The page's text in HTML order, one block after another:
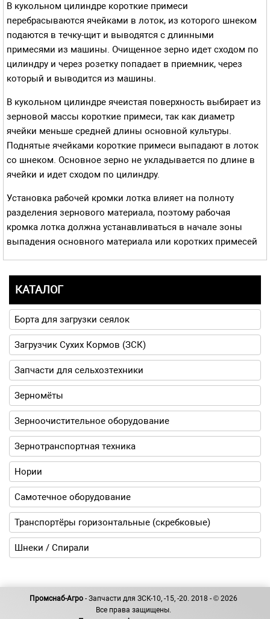
В кукольном цилиндре короткие примеси
перебрасываются ячейками в лоток, из которого шнеком
подаются в течку-щит и выводятся с длинными
примесями из машины. Очищенное зерно идет сходом по
цилиндру и через розетку попадает в приемник, через
который и выводится из машины.
В кукольном цилиндре ячеистая поверхность выбирает из
зерно­вой массы короткие примеси, так как диаметр
ячейки меньше средней длины основной культуры.
Поднятые ячейками короткие примеси выпадают в лоток
со шнеком. Основное зерно не укладывается по длине в
ячейки и идет сходом по цилиндру.
Установка рабочей кромки лотка влияет на полноту
разделения зерно­вого материала, поэтому рабочая
кромка лотка должна устанавливаться в начале зоны
выпадения основного материала или коротких примесей
КАТАЛОГ
Борта для загрузки сеялок
Загрузчик Сухих Кормов (ЗСК)
Запчасти для сельхозтехники
Зерномёты
Зерноочистительное оборудование
Зернотранспортная техника
Нории
Самотечное оборудование
Транспортёры горизонтальные (скребковые)
Шнеки / Спирали
Промснаб-Агро - Запчасти для ЗСК-10, -15, -20. 2018 - © 2026
Все права защищены.